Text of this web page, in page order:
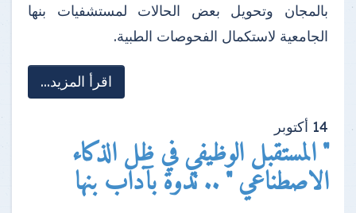
بالمجان وتحويل بعض الحالات لمستشفيات بنها
الجامعية لاستكمال الفحوصات الطبية.
اقرأ المزيد...
14 أكتوبر
" المستقبل الوظيفي في ظل الذكاء
الاصطناعي " .. ندوة بآداب بنها